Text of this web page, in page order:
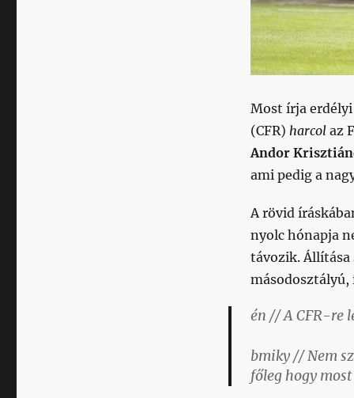
Most írja
(CFR) harcolaz
Andor
ami pedig a
A rövid
nyolc hónapja
távozik. Állítása
másodosztályú,
én // A CFR-re
bmiky // Nem
főleg hogy